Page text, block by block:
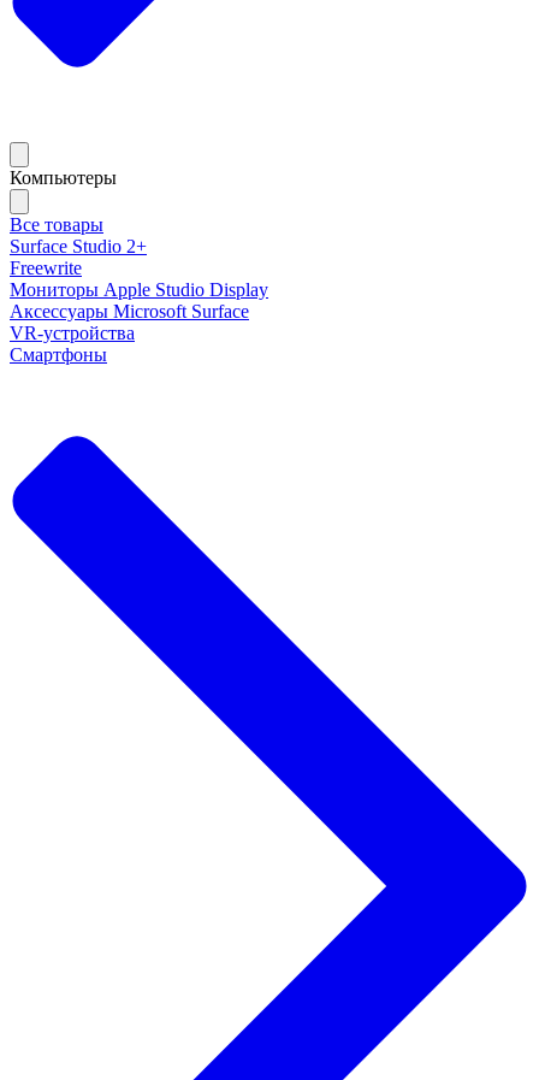
Компьютеры
Все товары
Surface Studio 2+
Freewrite
Мониторы Apple Studio Display
Аксессуары Microsoft Surface
VR-устройства
Смартфоны